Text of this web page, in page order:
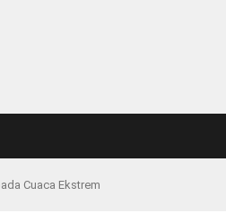
Cuaca Ekstrem